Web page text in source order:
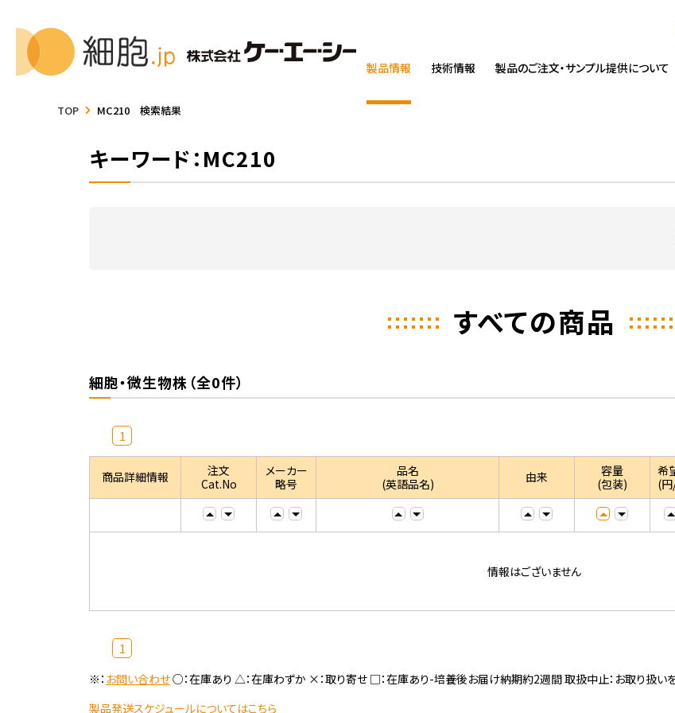
製品情報 技術情報 製品のご注文・サンプル提供について
TOP MC210 検索結果
キーワード：MC210
すべての商品
細胞・微生物株（全0件）
1
商品詳細情報
注文
Cat.No
メーカー
略号
品名
(英語品名)
由来
容量
(包装)
希
(
情報はございません
1
※： お問い合わせ○：在庫あり △：在庫わずか ×：取り寄せ □：在庫あり-培養後お届け納期約2週間 取扱中止：お取り扱いを
製品発送スケジュールについてはこちら